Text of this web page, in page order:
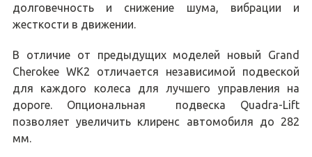
долговечность и снижение шума, вибрации и
жесткости в движении.
В отличие от предыдущих моделей новый Grand
Cherokee WK2 отличается независимой подвеской
для каждого колеса для лучшего управления на
дороге. Опциональная подвеска Quadra-Lift
позволяет увеличить клиренс автомобиля до 282
мм.